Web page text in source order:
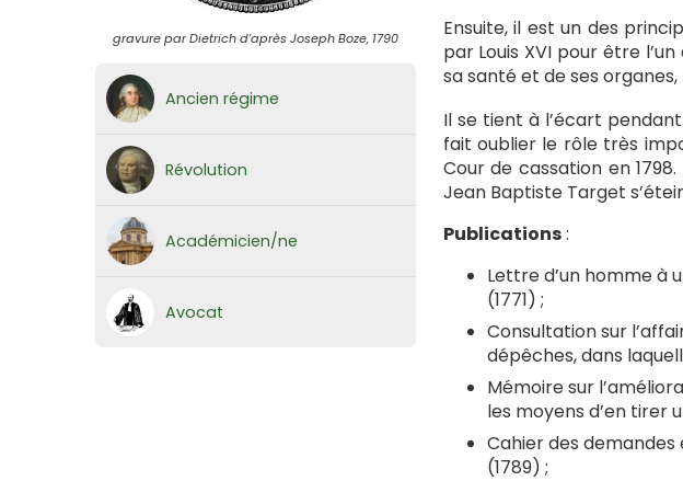
gravure par Dietrich d'après Joseph Boze, 1790
Ancien régime
Révolution
Académicien/ne
Avocat
Ensuite, il est un des
par Louis XVI pour être
sa santé et de ses
Il se tient à l’écart
fait oublier le rôle très
Cour de cassation en
Jean Baptiste Target
Publications:
Lettre d’un homme à
(1771) ;
Consultation sur
dépêches, dans
Mémoire sur
les moyens d’en tirer
Cahier des
(1789) ;